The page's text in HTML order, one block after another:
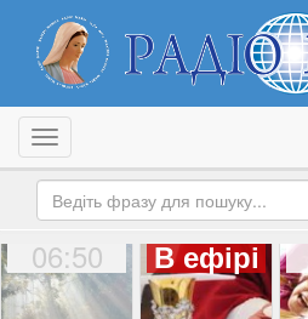
Toggle navigation
06:50 В ефірі